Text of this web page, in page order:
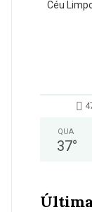
Céu
QUA
37°